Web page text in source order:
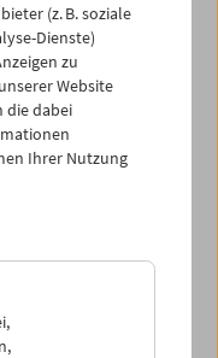
(z. B. soziale
Dienste)
zu
Website
die dabei
Ihrer Nutzung